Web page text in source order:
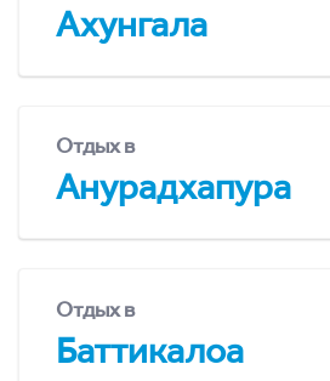
Ахунгала
Отдых в
Анурадхапура
Отдых в
Баттикалоа